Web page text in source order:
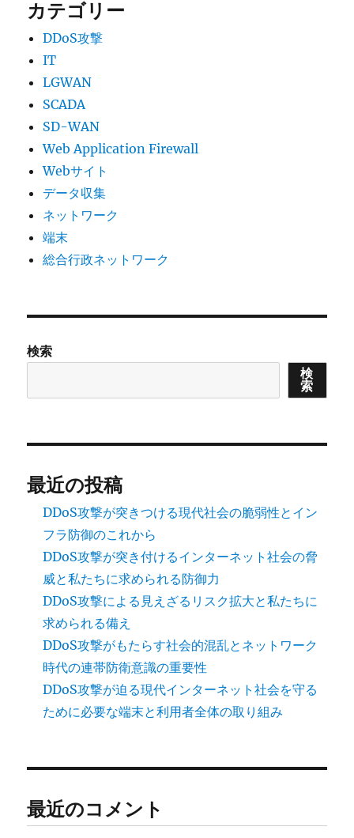
カテゴリー
DDoS攻撃
IT
LGWAN
SCADA
SD-WAN
Web Application Firewall
Webサイト
データ収集
ネットワーク
端末
総合行政ネットワーク
検索
検
索
最近の投稿
DDoS攻撃が突きつける現代社会の脆弱性とイン
フラ防御のこれから
DDoS攻撃が突き付けるインターネット社会の脅
威と私たちに求められる防御力
DDoS攻撃による見えざるリスク拡大と私たちに
求められる備え
DDoS攻撃がもたらす社会的混乱とネットワーク
時代の連帯防衛意識の重要性
DDoS攻撃が迫る現代インターネット社会を守る
ために必要な端末と利用者全体の取り組み
最近のコメント